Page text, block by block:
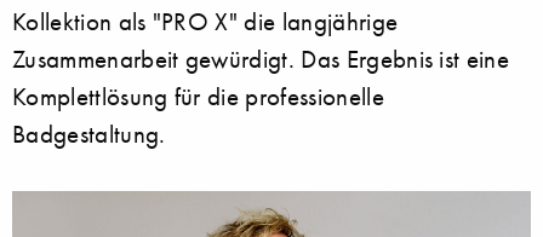
Kollektion als "PRO X" die langjährige
Zusammenarbeit gewürdigt. Das Ergebnis ist eine
Komplettlösung für die professionelle
Badgestaltung.